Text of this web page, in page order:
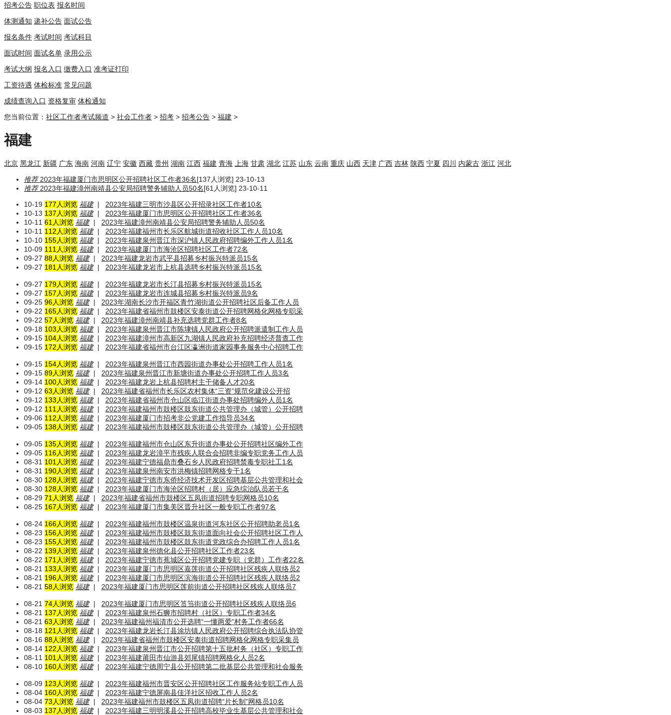
招考公告 职位表 报名时间
体测通知 递补公告 面试公告
报名条件 考试时间 考试科目
面试时间 面试名单 录用公示
考试大纲 报名入口 缴费入口 准考证打印
工资待遇 体检标准 常见问题
成绩查询入口 资格复审 体检通知
您当前位置： 社区工作者考试频道 > 社会工作者 > 招考 > 招考公告 > 福建 >
福建
北京 黑龙江 新疆 广东 海南 河南 辽宁 安徽 西藏 贵州 湖南 江西 福建 青海 上海 甘肃 湖北 江苏 山东 云南 重庆 山西 天津 广西 吉林 陕西 宁夏 四川 内蒙古 浙江 河北
推荐2023年福建厦门市思明区公开招聘社区工作者36名[137人浏览] 23-10-13
推荐2023年福建漳州南靖县公安局招聘警务辅助人员50名[61人浏览] 23-10-11
10-19 177人浏览 福建|
2023年福建三明市沙县区公开招录社区工作者10名
10-13 137人浏览 福建|
2023年福建厦门市思明区公开招聘社区工作者36名
10-11 61人浏览 福建|
2023年福建漳州南靖县公安局招聘警务辅助人员50名
10-11 112人浏览 福建|
2023年福建福州市长乐区航城街道招收社区工作人员10名
10-10 155人浏览 福建|
2023年福建泉州晋江市深沪镇人民政府招聘编外工作人员1名
10-09 111人浏览 福建|
2023年福建厦门市海沧区招聘社区工作者72名
09-27 88人浏览 福建|
2023年福建龙岩市武平县招募乡村振兴特派员15名
09-27 181人浏览 福建| 2023年福建龙岩市上杭县选聘乡村振兴特派员15名
09-27 179人浏览 福建|
2023年福建龙岩市长汀县招募乡村振兴特派员15名
09-27 157人浏览 福建|
2023年福建龙岩市连城县招募乡村振兴特派员9名
09-25 96人浏览 福建|
2023年湖南长沙市开福区青竹湖街道公开招聘社区后备工作人员
09-22 165人浏览 福建|
2023年福建省福州市鼓楼区安泰街道公开招聘网格化网格专职采
09-22 57人浏览 福建|
2023年福建漳州南靖县补充选聘党群工作者8名
09-18 103人浏览 福建|
2023年福建泉州晋江市陈埭镇人民政府公开招聘派遣制工作人员
09-15 104人浏览 福建|
2023年福建漳州市高新区九湖镇人民政府补充招聘经济普查工作
09-15 172人浏览 福建| 2023年福建省福州市台江区瀛洲街道家园事务服务中心招聘工作
09-15 154人浏览 福建|
2023年福建泉州晋江市西园街道办事处公开招聘工作人员1名
09-15 89人浏览 福建|
2023年福建泉州晋江市新塘街道办事处公开招聘工作人员3名
09-14 100人浏览 福建|
2023年福建龙岩上杭县招聘村主干储备人才20名
09-12 63人浏览 福建|
2023年福建省福州市长乐区农村集体“三资”规范化建设公开招
09-12 133人浏览 福建|
2023年福建省福州市仓山区临江街道办事处招聘编外人员1名
09-12 111人浏览 福建|
2023年福建福州市鼓楼区鼓东街道公共管理办（城管）公开招聘
09-06 112人浏览 福建|
2023年福建厦门市招考非公党建工作指导员34名
09-05 138人浏览 福建| 2023年福建福州市鼓楼区鼓东街道公共管理办（城管）公开招聘
09-05 135人浏览 福建|
2023年福建福州市仓山区东升街道办事处公开招聘社区编外工作
09-05 116人浏览 福建|
2023年福建龙岩漳平市残疾人联合会招聘非编专职党务工作人员
08-31 101人浏览 福建|
2023年福建宁德福鼎市叠石乡人民政府招聘禁毒专职社工1名
08-31 190人浏览 福建|
2023年福建泉州南安市洪梅镇招聘网格专干1名
08-30 128人浏览 福建|
2023年福建宁德市东侨经济技术开发区招聘基层公共管理和社会
08-30 128人浏览 福建|
2023年福建厦门市海沧区招聘村（居）应急综治队员若干名
08-29 71人浏览 福建|
2023年福建省福州市鼓楼区五凤街道招聘专职网格员10名
08-25 167人浏览 福建| 2023年福建厦门市集美区晋升社区一般专职工作者97名
08-24 166人浏览 福建|
2023年福建福州市鼓楼区温泉街道河东社区公开招聘助老员1名
08-23 156人浏览 福建|
2023年福建福州市鼓楼区鼓东街道面向社会公开招聘社区工作人
08-23 155人浏览 福建|
2023年福建福州市鼓楼区鼓东街道党政综合办招聘工作人员1名
08-22 139人浏览 福建|
2023年福建泉州德化县公开招聘社区工作者23名
08-22 171人浏览 福建|
2023年福建宁德市蕉城区公开招聘党建专职（党群）工作者22名
08-21 133人浏览 福建|
2023年福建厦门市思明区嘉莲街道公开招聘社区残疾人联络员2
08-21 196人浏览 福建|
2023年福建厦门市思明区滨海街道公开招聘社区残疾人联络员2
08-21 58人浏览 福建| 2023年福建厦门市思明区莲前街道公开招聘社区残疾人联络员7
08-21 74人浏览 福建|
2023年福建厦门市思明区筼筜街道公开招聘社区残疾人联络员6
08-21 137人浏览 福建|
2023年福建泉州石狮市招聘村（社区）专职工作者34名
08-21 63人浏览 福建|
2023年福建福州福清市公开选聘“一懂两爱”村务工作者66名
08-18 121人浏览 福建|
2023年福建龙岩长汀县涂坊镇人民政府公开招聘综合执法队协管
08-16 88人浏览 福建|
2023年福建省福州市鼓楼区安泰街道招聘网格化网格专职采集员
08-14 122人浏览 福建|
2023年福建泉州晋江市公开招聘第十五批村务（社区）专职工作
08-11 101人浏览 福建|
2023年福建莆田市仙游县郊尾镇招聘网格化人员2名
08-10 160人浏览 福建| 2023年福建宁德周宁县公开招聘第二批基层公共管理和社会服务
08-09 123人浏览 福建|
2023年福建福州市晋安区公开招聘社区工作服务站专职工作人员
08-04 160人浏览 福建|
2023年福建宁德屏南县佳洋社区招收工作人员2名
08-04 73人浏览 福建|
2023年福建福州市鼓楼区五凤街道招聘“片长制”网格员10名
08-03 137人浏览 福建|
2023年福建三明明溪县公开招聘高校毕业生基层公共管理和社会